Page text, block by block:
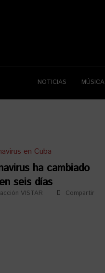
NOTICIAS MÚSICA
ha cambiado
seis días
VISTAR Compartir